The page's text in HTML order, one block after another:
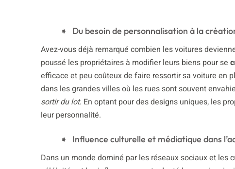
Du besoin de personnalisation à la
Avez-vous déjà remarqué combien les voitures
poussé les propriétaires à modifier leurs biens pour se
efficace et peu coûteux de faire ressortir sa voiture en
dans les grandes villes où les rues sont souvent
sortir du lot. En optant pour des designs uniques, les
leur personnalité.
Influence culturelle et médiatique dans
Dans un monde dominé par les réseaux sociaux et les